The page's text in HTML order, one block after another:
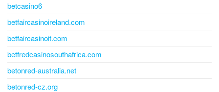
betcasino6
betfaircasinoireland.com
betfaircasinoit.com
betfredcasinosouthafrica.com
betonred-australia.net
betonred-cz.org